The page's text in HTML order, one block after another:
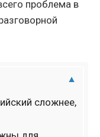
проблема в
сложнее,